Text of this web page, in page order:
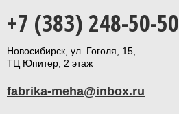
+7 (383) 248-50-50
Новосибирск, ул. Гоголя, 15,
ТЦ Юпитер, 2 этаж
fabrika-meha@inbox.ru